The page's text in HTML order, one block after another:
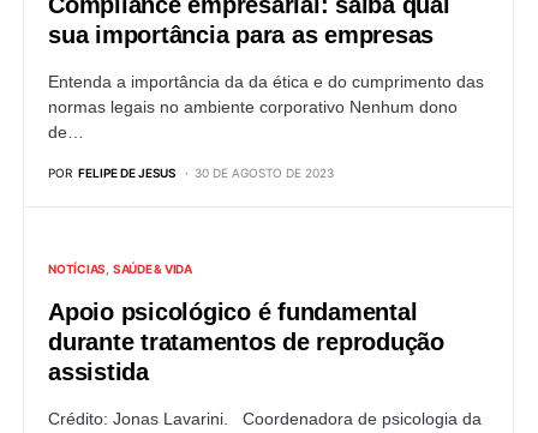
sua importância para as empresas
Entenda a importância da da ética e do cumprimento das
normas legais no ambiente corporativo Nenhum dono
de…
POR FELIPE DE JESUS 30 DE AGOSTO DE 2023
NOTÍCIAS SAÚDE & VIDA
Apoio psicológico é fundamental
durante tratamentos de reprodução
assistida
Crédito: Jonas Lavarini. Coordenadora de psicologia da